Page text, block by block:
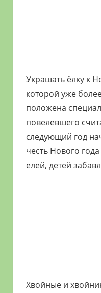
Украшать ёлку к
которой уже
положена
повелевшего
следующий год
честь Нового
елей, детей
Хвойные и